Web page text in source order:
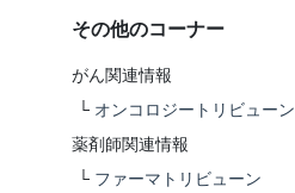
その他のコーナー
がん関連情報
└ オンコロジートリビューン
薬剤師関連情報
└ ファーマトリビューン